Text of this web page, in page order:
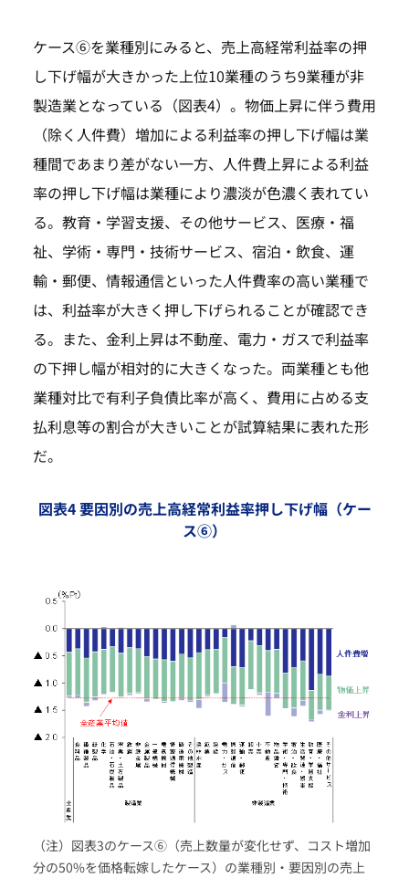
ケース⑥を業種別にみると、売上高経常利益率の押
し下げ幅が大きかった上位10業種のうち9業種が非
製造業となっている（図表4）。物価上昇に伴う費用
（除く人件費）増加による利益率の押し下げ幅は業
種間であまり差がない一方、人件費上昇による利益
率の押し下げ幅は業種により濃淡が色濃く表れてい
る。教育・学習支援、その他サービス、医療・福
祉、学術・専門・技術サービス、宿泊・飲食、運
輸・郵便、情報通信といった人件費率の高い業種で
は、利益率が大きく押し下げられることが確認でき
る。また、金利上昇は不動産、電力・ガスで利益率
の下押し幅が相対的に大きくなった。両業種とも他
業種対比で有利子負債比率が高く、費用に占める支
払利息等の割合が大きいことが試算結果に表れた形
だ。
図表4 要因別の売上高経常利益率押し下げ幅（ケー
ス⑥）
（注）図表3のケース⑥（売上数量が変化せず、コスト増加
分の50%を価格転嫁したケース）の業種別・要因別の売上